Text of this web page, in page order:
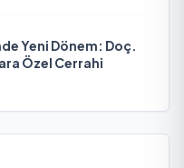
Yeni Dönem: Doç.
Özel Cerrahi